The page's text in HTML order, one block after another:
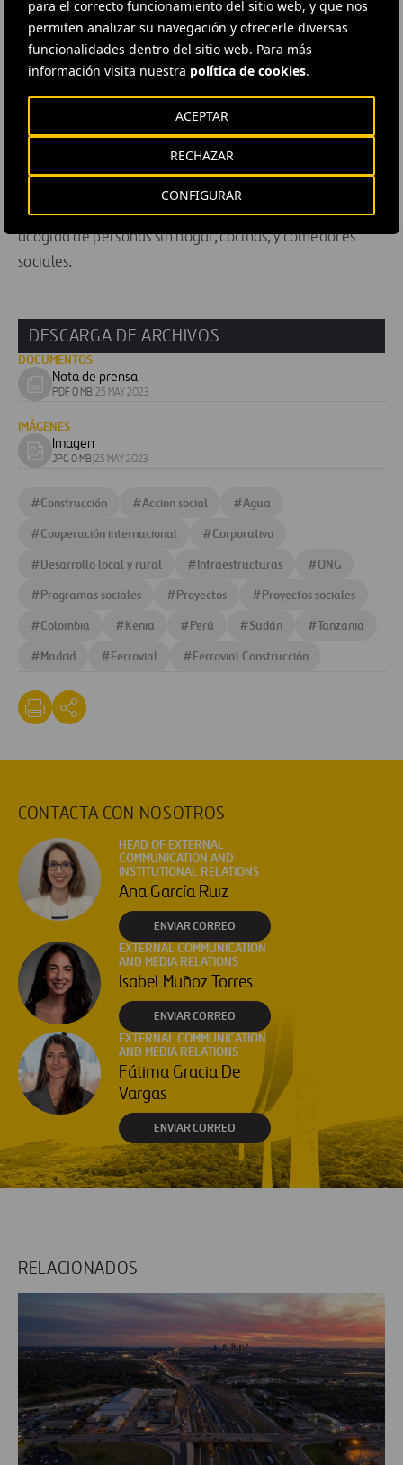
para el correcto funcionamiento del sitio web, y que nos
permiten analizar su navegación y ofrecerle diversas
funcionalidades dentro del sitio web. Para más
información visita nuestra política de cookies.
CONFIGURAR
RECHAZAR
ACEPTAR
como Jaén, Madrid, o Pontevedra.
El programa Acción Social en España
mejorado el acceso a la alimentación en el país para
más de78.800 personasen situación de vulnerabilidad,
en colaboración con Cruz Roja y la Federación Española
de Bancos de Alimentos, entre otras. En el marco de
este programa, la compañía harehabilitado centros de
acogida de personas sin hogar, cocinas, y comedores
sociales.
DESCARGA DE ARCHIVOS
DOCUMENTOS
Download
document
Nota de prensa
PDF 0 MB 25 MAY 2023
IMÁGENES
Download
Imagen
JPG 0 MB 25 MAY 2023
#Construcción #Accion social #Agua
#Cooperación internacional #Corporativo
#Desarrollo local y rural #Infraestructuras #ONG
#Programas sociales #Proyectos #Proyectos sociales
#Colombia #Kenia #Perú #Sudán #Tanzania
#Madrid #Ferrovial #Ferrovial Construcción
CONTACTA CON NOSOTROS
HEAD OF EXTERNAL
COMMUNICATION AND
INSTITUTIONAL RELATIONS
Ana García Ruiz
ENVIAR CORREO
EXTERNAL COMMUNICATION
AND MEDIA RELATIONS
Isabel Muñoz Torres
ENVIAR CORREO
EXTERNAL COMMUNICATION
AND MEDIA RELATIONS
Fátima Gracia De
Vargas
ENVIAR CORREO
RELACIONADOS